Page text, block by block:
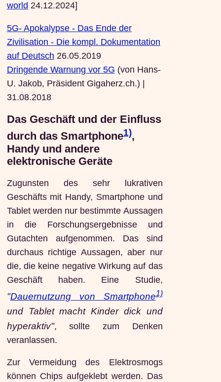
world 24.12.2024]
5G- Apokalypse - Das Ende der
Zivilisation - Die kompl. Dokumentation
auf Deutsch 26.05.2019
Dringende Warnung vor 5G (von Hans-
U. Jakob, Präsident Gigaherz.ch.) |
31.08.2018
Das Geschäft und der Einfluss
durch das Smartphone1),
Handy und andere
elektronische Geräte
Zugunsten des sehr lukrativen
Geschäfts mit Handy, Smartphone und
Tablet werden nur bestimmte Aussagen
in die Forschungsergebnisse und
Gutachten aufgenommen. Das sind
durchaus richtige Aussagen, aber nur
die, die keine negative Wirkung auf das
Geschäft haben. Eine Studie,
"Dauernutzung von Smartphone1)
und Tablet macht Kinder dick und
hyperaktiv", sollte zum Denken
veranlassen.
Zur Vermeidung des Elektrosmogs
können Chips aufgeklebt werden. Das